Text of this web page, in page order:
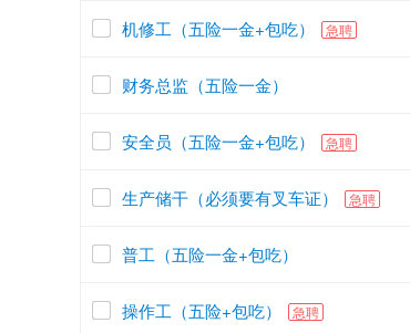
机修工（五险一金+包吃） 急聘
财务总监（五险一金）
安全员（五险一金+包吃） 急聘
生产储干（必须要有叉车证） 急聘
普工（五险一金+包吃）
操作工（五险+包吃） 急聘